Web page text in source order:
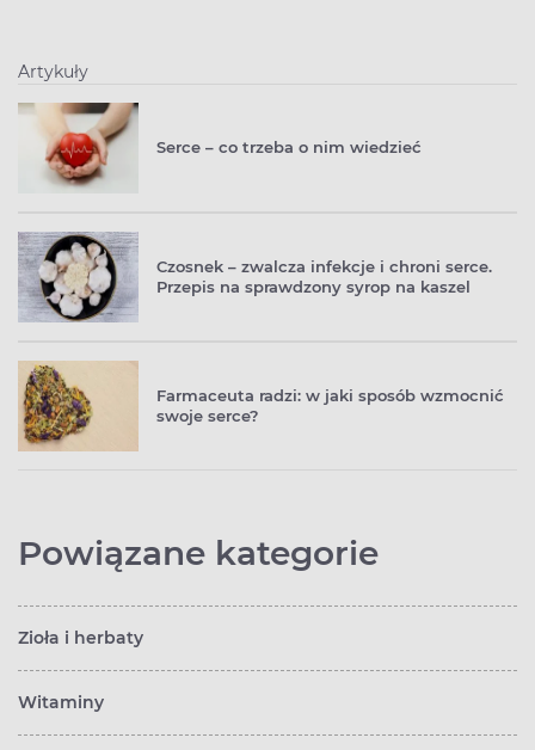
Artykuły
Serce – co trzeba o nim wiedzieć
Czosnek – zwalcza infekcje i chroni serce.
Przepis na sprawdzony syrop na kaszel
Farmaceuta radzi: w jaki sposób wzmocnić
swoje serce?
Powiązane kategorie
Zioła i herbaty
Witaminy